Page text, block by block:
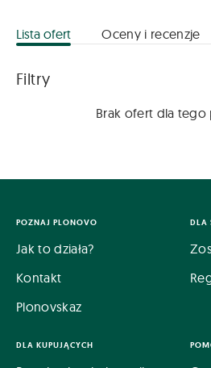
Lista ofert Oceny i recenzje
Filtry
Brak ofert dla
POZNAJ PLONOVO
Jak to działa?
Kontakt
Plonovskaz
DLA
DLA KUPUJĄCYCH